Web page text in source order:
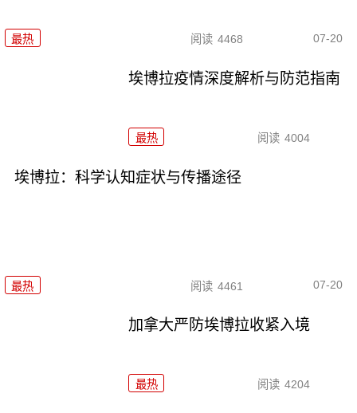
最热 阅读 4468 07-20
埃博拉疫情深度解析与防范指南
最热 阅读 4004
埃博拉：科学认知症状与传播途径
最热 阅读 4461 07-20
加拿大严防埃博拉收紧入境
最热 阅读 4204